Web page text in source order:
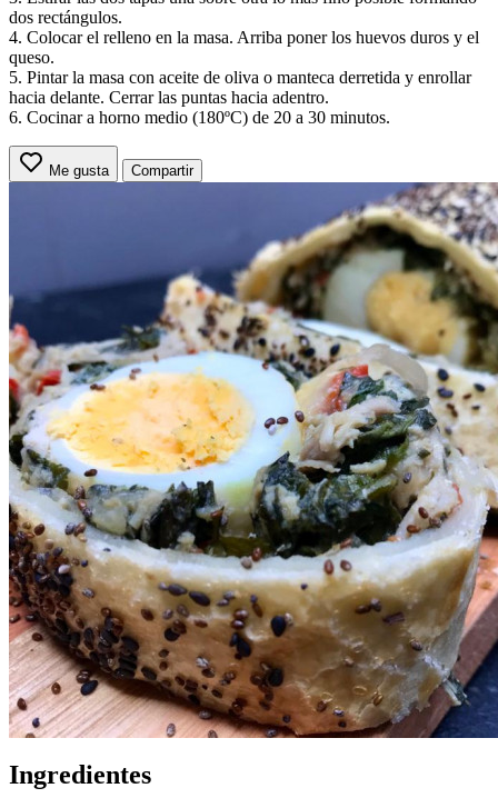
dos rectángulos.
4. Colocar el relleno en la masa. Arriba poner los huevos duros y el
queso.
5. Pintar la masa con aceite de oliva o manteca derretida y enrollar
hacia delante. Cerrar las puntas hacia adentro.
6. Cocinar a horno medio (180ºC) de 20 a 30 minutos.
Me gusta Compartir
Ingredientes